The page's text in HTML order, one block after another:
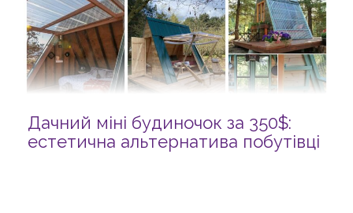
Дачний міні будиночок за 350$:
естетична альтернатива побутівці